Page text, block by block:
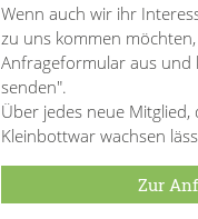
Wenn auch wir ihr
zu uns kommen
Anfrageformular aus und
senden".
Über jedes neue
Kleinbottwar wachsen
Zur